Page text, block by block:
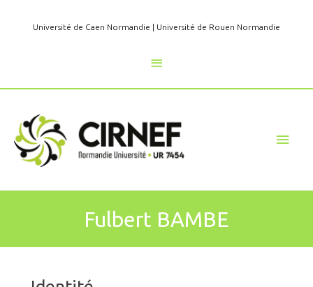
Université de Caen Normandie | Université de Rouen Normandie
Au
dessus
l'en-
Fulbert BAMBE